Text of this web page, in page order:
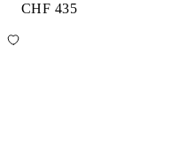
CHF 435